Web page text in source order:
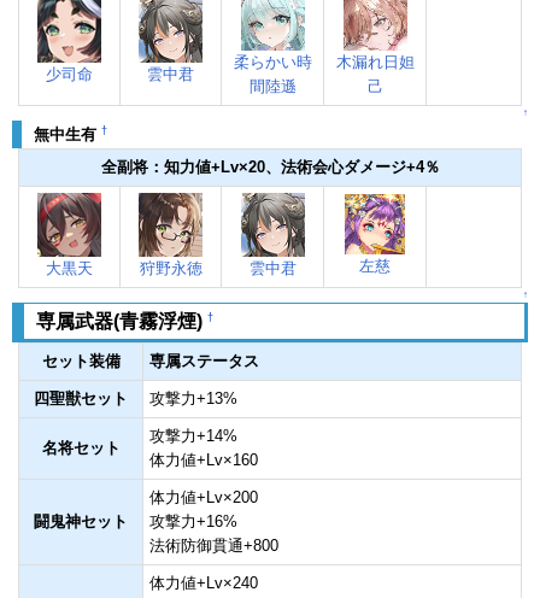
少司命 雲中君
柔らかい時
間陸遜
木漏れ日妲
己
↑
無中生有 †
全副将：知力値+Lv×20、法術会心ダメージ+4％
大黒天 狩野永徳 雲中君 左慈
↑
専属武器(青霧浮煙) †
セット装備 専属ステータス
四聖獣セット 攻撃力+13%
名将セット
攻撃力+14%
体力値+Lv×160
闘鬼神セット
体力値+Lv×200
攻撃力+16%
法術防御貫通+800
体力値+Lv×240